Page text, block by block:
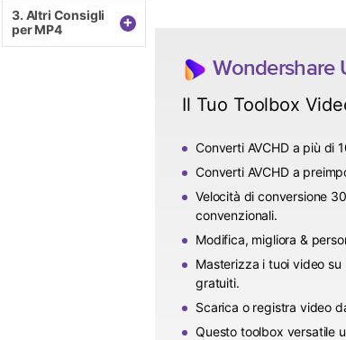
3. Altri Consigli
per MP4
+
Wondershare
Il Tuo Toolbox
Converti AVCHD a più di
Converti AVCHD a
Velocità di conversione
convenzionali.
Modifica, migliora &
Masterizza i tuoi video
gratuiti.
Scarica o registra video
Questo toolbox versatile